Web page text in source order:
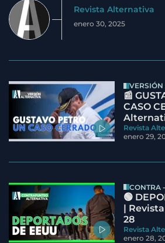
Revista Alternativa
enero 30, 2025
VERSIÓN
📰
CASO
Revista
enero 29,
CONTRA
🟢
|
28
Revista
enero 28,